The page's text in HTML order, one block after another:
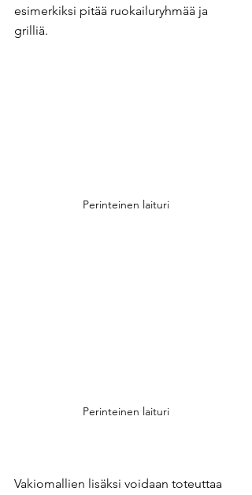
esimerkiksi pitää ruokailuryhmää ja
grilliä.
Perinteinen laituri
Perinteinen laituri
Vakiomallien lisäksi voidaan toteuttaa